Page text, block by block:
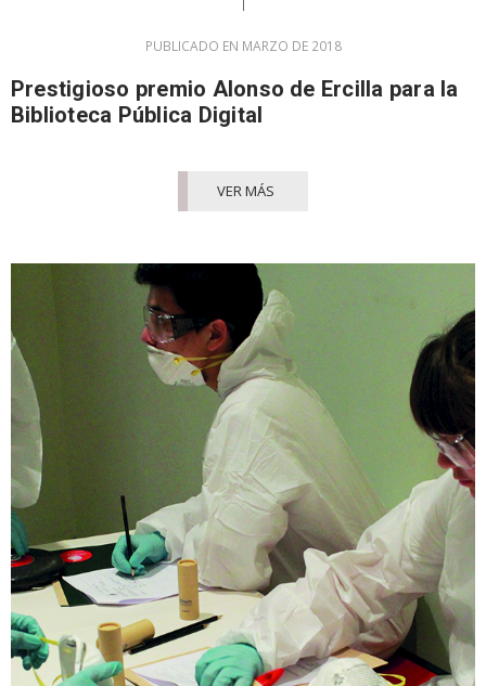
PUBLICADO EN MARZO DE 2018
Prestigioso premio Alonso de Ercilla para la
Biblioteca Pública Digital
VER MÁS